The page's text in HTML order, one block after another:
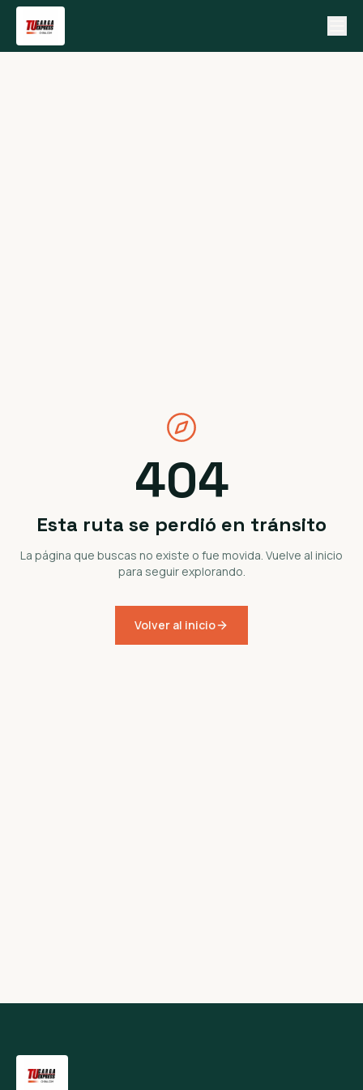
404
Esta ruta se perdió en tránsito
La página que buscas no existe o fue movida. Vuelve al inicio
para seguir explorando.
Volver al inicio